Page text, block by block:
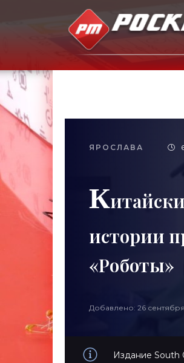
ЯРОСЛАВА
К
истории
«Роботы»
Добавлено: 26
Издание South